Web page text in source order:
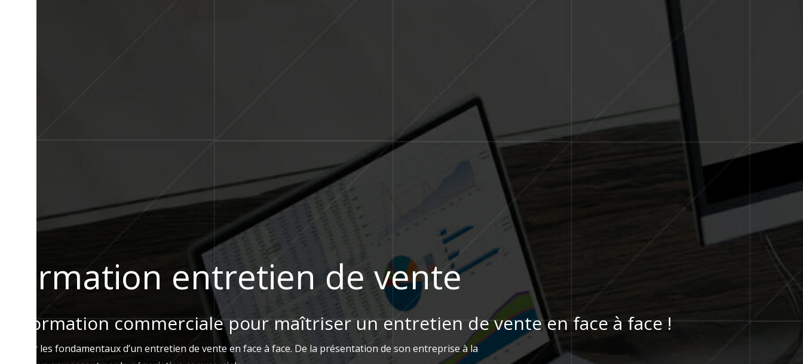
Formation entretien de vente
La formation commerciale pour maîtriser un entretien de vente en face à face !
Acquérir les fondamentaux d’un entretien de vente en face à face. De la présentation de son entreprise à la